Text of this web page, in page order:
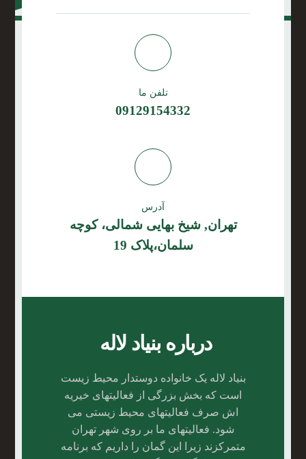
تلفن ما
09129154332
آدرس
تهران, شیخ بهایی شمالی، کوچه
سلمان،پلاک 19
درباره بنیاد لاله
بنیاد لاله یک خانواده دوستدار محیط زیست
است که بخش بزرگی از فعالیتهای خیریه
اش صرف فعالیتهای محیط زیستی می
شود. فعالیتهای ما بر روی شهر تهران
متمرکزند زیرا این گمان را داریم که برنامه